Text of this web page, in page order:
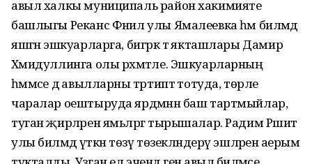
авыл халкы муниципаль район хакимияте
башлыгы Реканс Фәнил улы Ямалеевка һәм биләмәдә
яшәгән эшкуарларга, бигрәк тә якташлары Дамир
Хәмидуллинга олы рәхмәтле. Эшкуарларның
һәммәсе дә авылларны тәртиптә тотуда, төрле
чаралар оештыруда ярдәмнән баш тартмыйлар,
туган җирләрен ямьләргә тырышалар. Радим Рәшит
улы биләмәдә үткән төзү төзекләндерү эшләренә аерым